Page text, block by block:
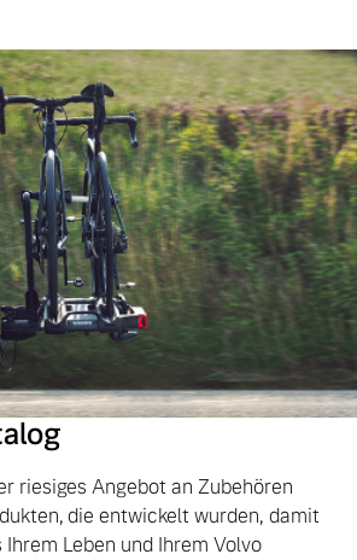
riesiges Angebot an Zubehören
die entwickelt wurden, damit
Leben und Ihrem Volvo